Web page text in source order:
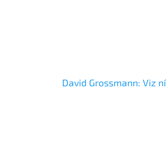
David Grossmann: Viz